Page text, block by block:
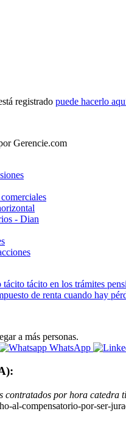
registrado puede hacerlo
Gerencie.com
- Dian
tácito en los trámites
de renta cuando hay
a más personas.
WhatsApp
contratados por hora catedra
al-compensatorio-por-ser-